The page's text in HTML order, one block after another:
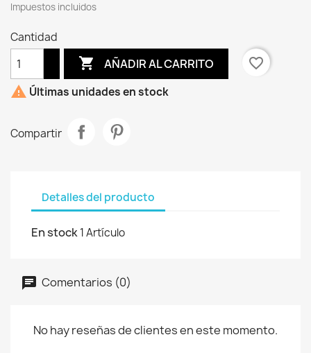
Impuestos incluidos
Cantidad
 AÑADIR AL CARRITO
favorite_border
 Últimas unidades en stock
Compartir
Detalles del producto
En stock1 Artículo
Comentarios (0)
No hay reseñas de clientes en este momento.